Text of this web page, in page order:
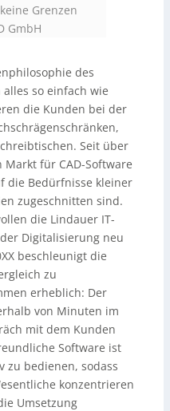
Grenzen
GmbH
des
so einfach wie
die Kunden bei der
Seit über
Markt für CAD-Software
die Bedürfnisse kleiner
zugeschnitten sind.
die Lindauer IT-
Digitalisierung neu
beschleunigt die
zu
erheblich: Der
von Minuten im
mit dem Kunden
Software ist
bedienen, sodass
konzentrieren
Umsetzung